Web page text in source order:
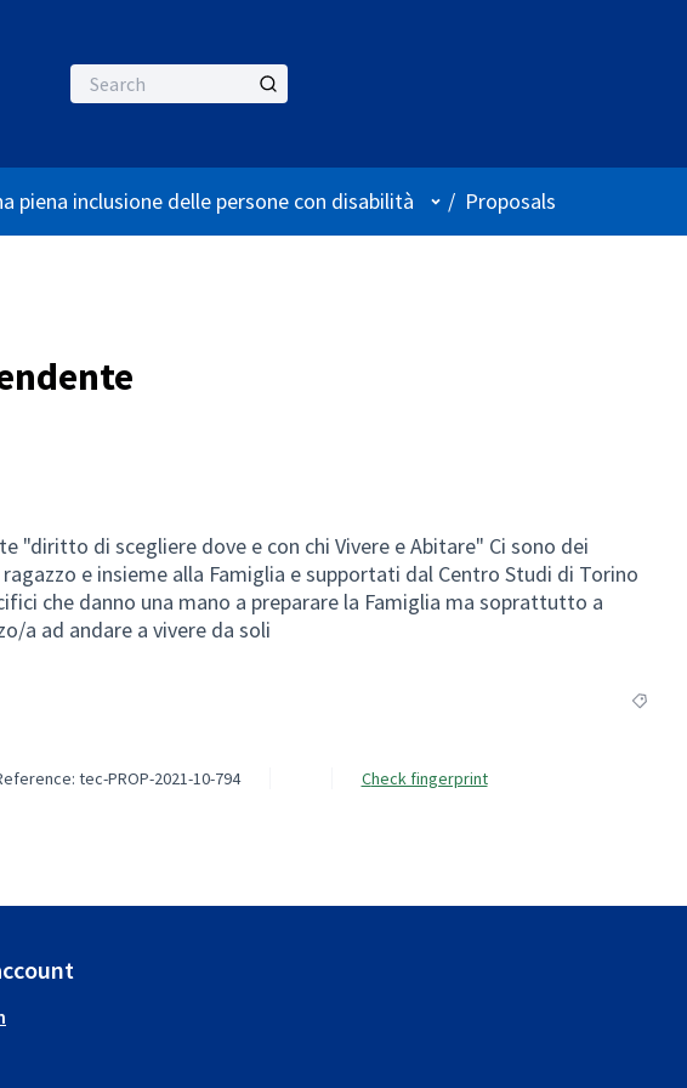
piena inclusione delle persone con disabilità User menu
/ Proposals
"diritto di scegliere dove e con chi Vivere e Abitare" Ci sono dei
e insieme alla Famiglia e supportati dal Centro Studi di Torino
che danno una mano a preparare la Famiglia ma soprattutto a
a ad andare a vivere da soli
Filter
tec-PROP-2021-10-794 Check fingerprint